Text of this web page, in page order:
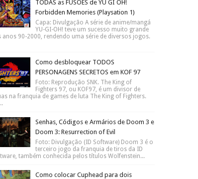
TODAS as FUSÕES de YU GI OH!
Forbidden Memories (Playsation 1)
Capa: Divulgação A série de anime/mangá
YU-GI-OH! teve um sucesso muito grande
anos 90-2000, rendendo uma série de diversos jogos.
Como desbloquear TODOS
PERSONAGENS SECRETOS em KOF 97
Foto: Reprodução SNK. The King of
Fighters 97, ou KOF97, é um divisor de
na franquia de games de luta The King of Fighters.
Senhas, Códigos e Armários de Doom 3 e
Doom 3: Resurrection of Evil
Foto: Divulgação (ID Software) Doom 3 é o
terceiro jogo da franquia de tiros da ID
também conhecida pelos títulos Wolfenstein...
Como colocar Cuphead para dois